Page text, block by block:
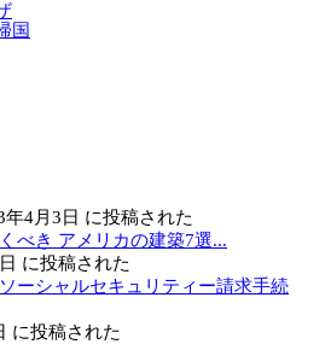
年4月3日 に投稿された
べき アメリカの建築7選...
に投稿された
ーシャルセキュリティー請求手続
に投稿された